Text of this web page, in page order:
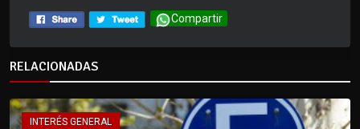
Compartir
RELACIONADAS
INTERÉS GENERAL